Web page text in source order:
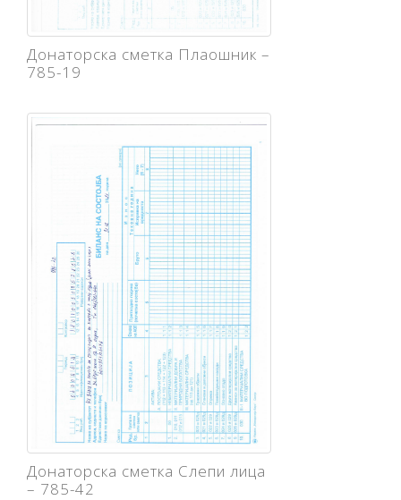
Донаторска сметка Плаошник –
785-19
Донаторска сметка Слепи лица
– 785-42